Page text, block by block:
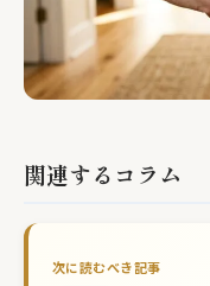
関連するコラム